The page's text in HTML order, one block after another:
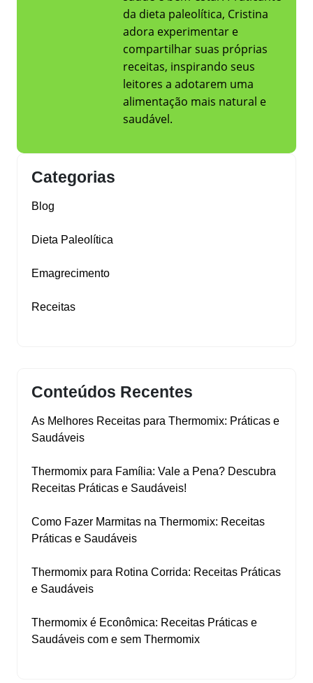
da dieta paleolítica, Cristina
adora experimentar e
compartilhar suas próprias
receitas, inspirando seus
leitores a adotarem uma
alimentação mais natural e
saudável.
Categorias
Blog
Dieta Paleolítica
Emagrecimento
Receitas
Conteúdos Recentes
As Melhores Receitas para Thermomix: Práticas e
Saudáveis
Thermomix para Família: Vale a Pena? Descubra
Receitas Práticas e Saudáveis!
Como Fazer Marmitas na Thermomix: Receitas
Práticas e Saudáveis
Thermomix para Rotina Corrida: Receitas Práticas
e Saudáveis
Thermomix é Econômica: Receitas Práticas e
Saudáveis com e sem Thermomix